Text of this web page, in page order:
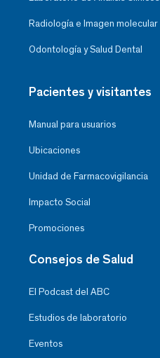
Radiología e Imagen molecular
Odontología y Salud Dental
Pacientes y visitantes
Manual para usuarios
Ubicaciones
Unidad de Farmacovigilancia
Impacto Social
Promociones
Consejos de Salud
El Podcast del ABC
Estudios de laboratorio
Eventos